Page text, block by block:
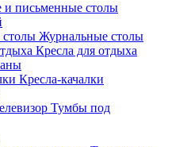
письменные столы
Журнальные столы
Кресла для отдыха
Кресла-качалки
Тумбы под